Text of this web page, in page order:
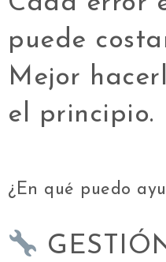
puede
Mejor
el principio.
¿En qué puedo